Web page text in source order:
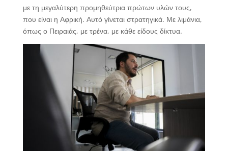
με τη μεγαλύτερη προμηθεύτρια πρώτων υλών τους,
που είναι η Αφρική. Αυτό γίνεται στρατηγικά. Με λιμάνια,
όπως ο Πειραιάς, με τρένα, με κάθε είδους δίκτυα.